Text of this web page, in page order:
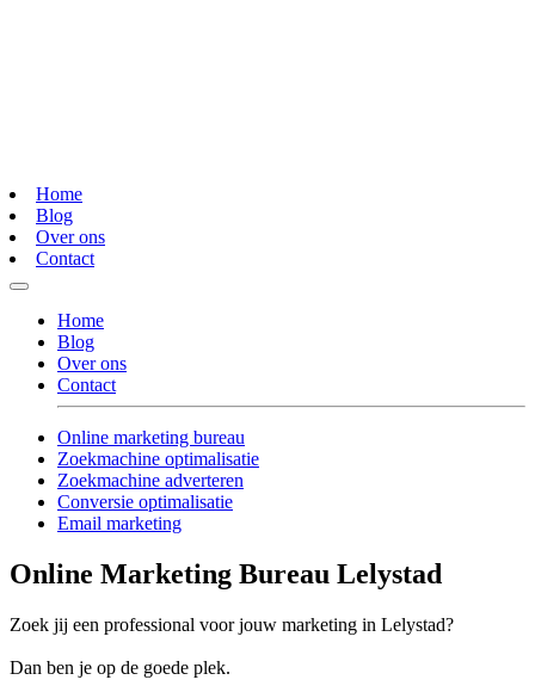
Home
Blog
Over ons
Contact
Home
Blog
Over ons
Contact
Online marketing bureau
Zoekmachine optimalisatie
Zoekmachine adverteren
Conversie optimalisatie
Email marketing
Online Marketing Bureau Lelystad
Zoek jij een professional voor jouw marketing in Lelystad?
Dan ben je op de goede plek.